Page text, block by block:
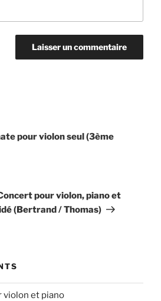
pour violon seul (3ème
pour violon, piano et
(Bertrand / Thomas)
violon et piano